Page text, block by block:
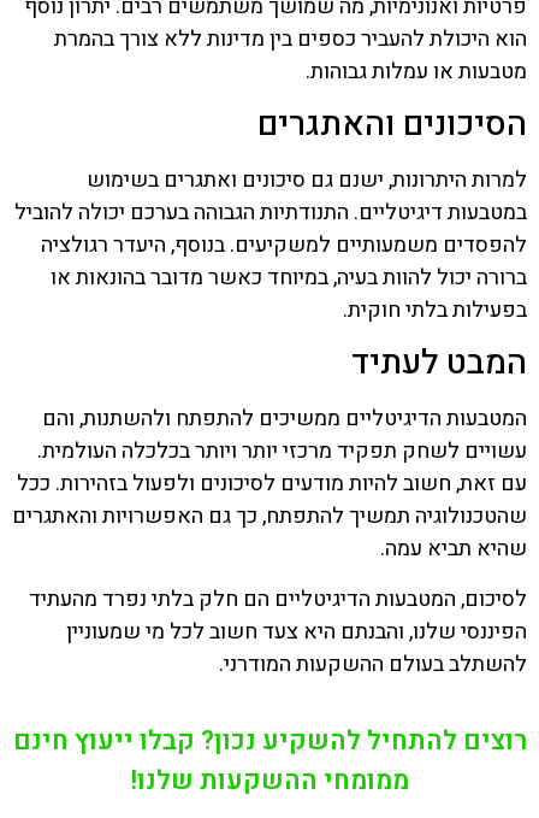
הוא היכולת להעביר כספים בין מדינות ללא צורך בהמרת
מטבעות או עמלות גבוהות.
הסיכונים והאתגרים
למרות היתרונות, ישנם גם סיכונים ואתגרים בשימוש
במטבעות דיגיטליים. התנודתיות הגבוהה בערכם יכולה להוביל
להפסדים משמעותיים למשקיעים. בנוסף, היעדר רגולציה
ברורה יכול להוות בעיה, במיוחד כאשר מדובר בהונאות או
בפעילות בלתי חוקית.
המבט לעתיד
המטבעות הדיגיטליים ממשיכים להתפתח ולהשתנות, והם
עשויים לשחק תפקיד מרכזי יותר ויותר בכלכלה העולמית.
עם זאת, חשוב להיות מודעים לסיכונים ולפעול בזהירות. ככל
שהטכנולוגיה תמשיך להתפתח, כך גם האפשרויות והאתגרים
שהיא תביא עמה.
לסיכום, המטבעות הדיגיטליים הם חלק בלתי נפרד מהעתיד
הפיננסי שלנו, והבנתם היא צעד חשוב לכל מי שמעוניין
להשתלב בעולם ההשקעות המודרני.
רוצים להתחיל להשקיע נכון? קבלו ייעוץ חינם
ממומחי ההשקעות שלנו!